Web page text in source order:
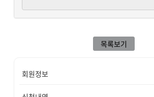
목록보기
회원정보